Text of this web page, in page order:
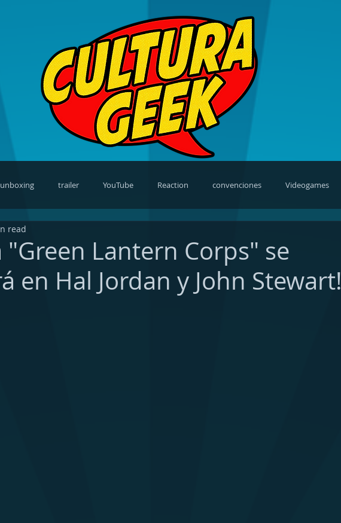
unboxing trailer YouTube Reaction convenciones Videogames
Reviews
"Green Lantern Corps" se
en Hal Jordan y John Stewart!
read